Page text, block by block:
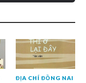
ĐỊA CHÍ ĐỒNG NAI